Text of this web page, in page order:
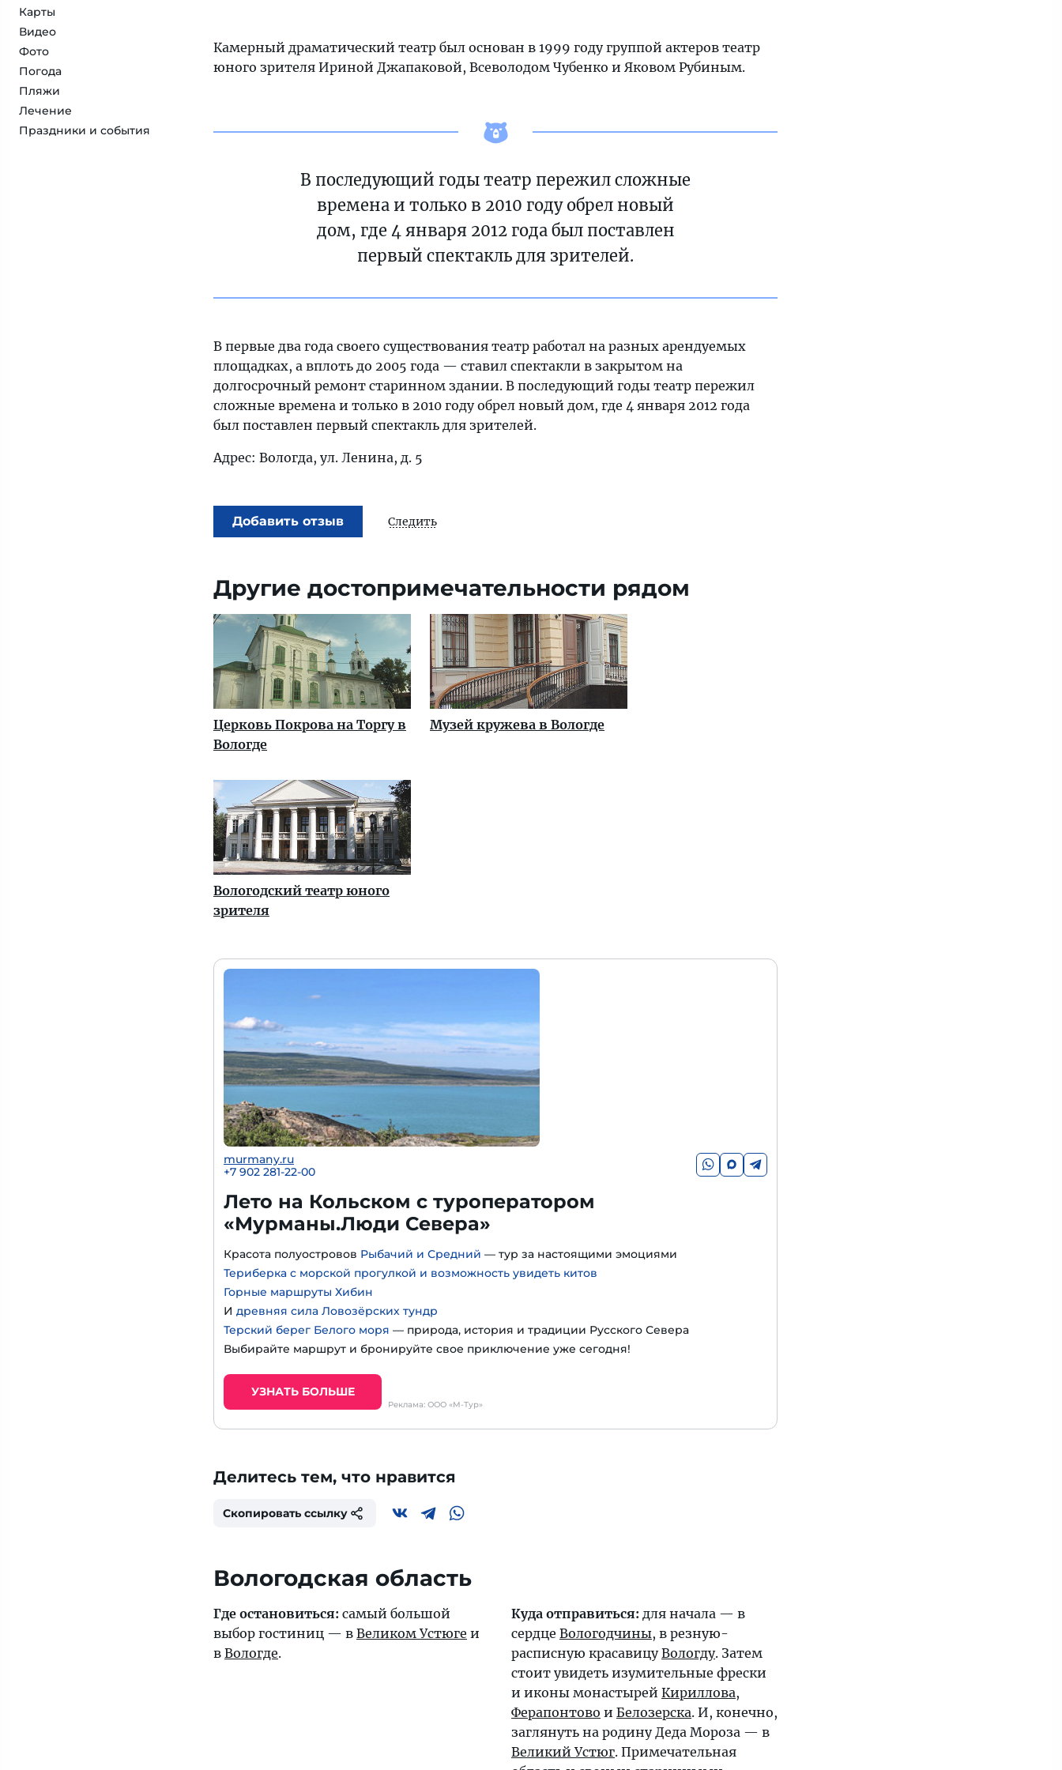
Карты
Видео
Фото
Погода
Пляжи
Лечение
Праздники и события
Камерный драматический театр был основан в 1999 году группой актеров театр
юного зрителя Ириной Джапаковой, Всеволодом Чубенко и Яковом Рубиным.
В последующий годы театр пережил сложные
времена и только в 2010 году обрел новый
дом, где 4 января 2012 года был поставлен
первый спектакль для зрителей.
В первые два года своего существования театр работал на разных арендуемых
площадках, а вплоть до 2005 года — ставил спектакли в закрытом на
долгосрочный ремонт старинном здании. В последующий годы театр пережил
сложные времена и только в 2010 году обрел новый дом, где 4 января 2012 года
был поставлен первый спектакль для зрителей.
Адрес: Вологда, ул. Ленина, д. 5
Добавить отзыв Следить
Другие достопримечательности рядом
Церковь Покрова на Торгу в
Вологде
Музей кружева в Вологде
Вологодский театр юного
зрителя
murmany.ru
+7 902 281-22-00
Лето на Кольском с туроператором
«Мурманы.Люди Севера»
Красота полуостровов Рыбачий и Средний — тур за настоящими эмоциями
Териберка с морской прогулкой и возможность увидеть китов
Горные маршруты Хибин
И древняя сила Ловозёрских тундр
Терский берег Белого моря — природа, история и традиции Русского Севера
Выбирайте маршрут и бронируйте свое приключение уже сегодня!
УЗНАТЬ БОЛЬШЕ
Реклама: ООО «М-Тур»
Делитесь тем, что нравится
Скопировать ссылку
Вологодская область
Где остановиться: самый большой
выбор гостиниц — в Великом Устюге и
в Вологде.
Куда отправиться: для начала — в
сердце Вологодчины, в резную-
расписную красавицуВологду. Затем
стоит увидеть изумительные фрески
и иконы монастырей Кириллова,
Ферапонтово и Белозерска. И, конечно,
заглянуть на родину Деда Мороза — в
Великий Устюг. Примечательная